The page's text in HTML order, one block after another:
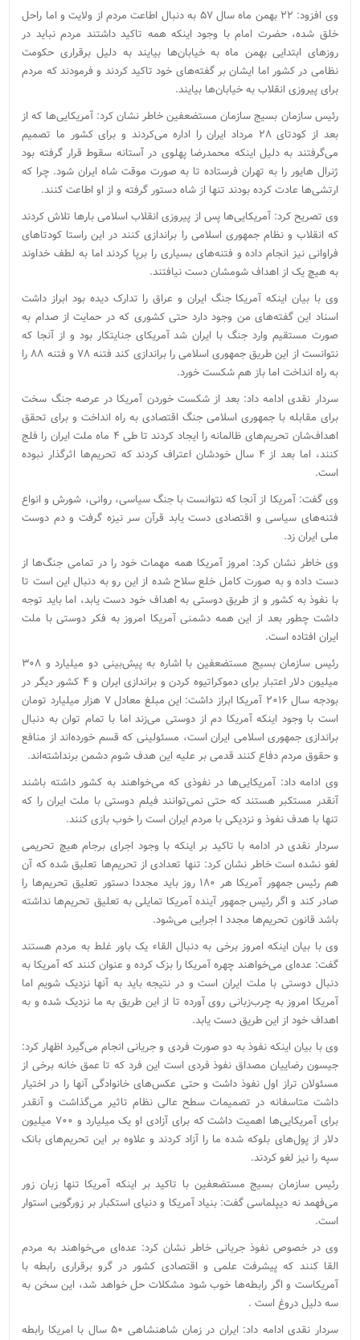
وی افزود: ۲۲ بهمن ماه سال ۵۷ به دنبال اطاعت مردم از ولایت و اما راحل
خلق شده، حضرت امام با وجود اینکه همه تاکید داشتند مردم نباید در
روزهای ابتدایی بهمن ماه به خیابان‌ها بیایند به دلیل برقراری حکومت
نظامی در کشور اما ایشان بر گفته‌های خود تاکید کردند و فرمودند که مردم
برای پیروزی انقلاب به خیابان‌ها بیایند.
رئیس سازمان بسیج سازمان مستضعفین خاطر نشان کرد: آمریکایی‌ها که از
بعد از کودتای ۲۸ مرداد ایران را اداره می‌کردند و برای کشور ما تصمیم
می‌گرفتند به دلیل اینکه محمدرضا پهلوی در آستانه سقوط قرار گرفته بود
ژنرال هایور را به تهران فرستاده تا به صورت موقت شاه ایران شود. چرا که
ارتشی‌ها عادت کرده بودند تنها از شاه دستور گرفته و از او اطاعت کنند.
وی تصریح کرد: آمریکایی‌ها پس از پیروزی انقلاب اسلامی بارها تلاش کردند
که انقلاب و نظام جمهوری اسلامی را براندازی کنند در این راستا کودتاهای
فراوانی نیز انجام داده و فتنه‌های بسیاری را برپا کردند اما به لطف خداوند
به هیچ یک از اهداف شومشان دست نیافتند.
وی با بیان اینکه آمریکا جنگ ایران و عراق را تدارک دیده بود ابراز داشت
اسناد این گفته‌های من وجود دارد حتی کشوری که در حمایت از صدام به
صورت مستقیم وارد جنگ با ایران شد آمریکای جنایتکار بود و از آنجا که
نتوانست از این طریق جمهوری اسلامی را براندازی کند فتنه ۷۸ و فتنه ‌۸۸ را
به راه انداخت اما باز هم شکست خورد.
سردار نقدی ادامه داد: بعد از شکست خوردن آمریکا در عرصه جنگ سخت
برای مقابله با جمهوری اسلامی جنگ اقتصادی به راه انداخت و برای تحقق
اهداف‌شان تحریم‌های ظالمانه را ایجاد کردند تا طی ۴ ماه ملت ایران را فلج
کنند، اما بعد از ۴ سال خودشان اعتراف کردند که تحریم‌ها اثرگذار نبوده
است.
وی گفت: آمریکا از آنجا که نتوانست با جنگ سیاسی، روانی، شورش و انواع
فتنه‌های سیاسی و اقتصادی دست یابد قرآن سر نیزه گرفت و دم دوست
ملی ایران زد.
وی خاطر نشان کرد: امروز آمریکا همه مهمات خود را در تمامی جنگ‌ها از
دست داده و به صورت کامل خلع سلاح شده از این رو به دنبال این است تا
با نفوذ به کشور و از طریق دوستی به اهداف خود دست یابد، اما باید توجه
داشت چطور بعد از این همه دشمنی آمریکا امروز به فکر دوستی با ملت
ایران افتاده است.
رئیس سازمان بسیج مستضعفین با اشاره به پیش‌بینی دو میلیارد و ۳۰۸
میلیون دلار اعتبار برای دموکراتیوه کردن و براندازی ایران و ۴ کشور دیگر در
بودجه سال ۲۰۱۶ آمریکا ابراز داشت: این مبلغ معادل ۷ هزار میلیارد تومان
است با وجود اینکه آمریکا دم از دوستی می‌زند اما با تمام توان به دنبال
براندازی جمهوری اسلامی ایران است، مسئولینی که قسم خورده‌اند از منافع
و حقوق مردم دفاع کنند قدمی بر علیه این هدف شوم دشمن برنداشته‌اند.
وی ادامه داد: آمریکایی‌ها در نفوذی که می‌خواهند به کشور داشته باشند
آنقدر مستکبر هستند که حتی نمی‌توانند فیلم دوستی با ملت ایران را که
تنها با هدف نفوذ و نزدیکی با مردم ایران است را خوب بازی کنند.
سردار نقدی در ادامه با تاکید بر اینکه با وجود اجرای برجام هیچ تحریمی
لغو نشده است خاطر نشان کرد: تنها تعدادی از تحریم‌ها تعلیق شده ‌که آن
هم رئیس جمهور آمریکا هر ۱۸۰ روز باید مجددا دستور تعلیق تحریم‌ها را
صادر کند و اگر رئیس جمهور آینده آمریکا تمایلی به تعلیق تحریم‌ها نداشته
باشد قانون تحریم‌ها مجدد ا اجرایی می‌شود.
وی با بیان اینکه امروز برخی به دنبال القاء یک باور غلط به مردم هستند
گفت: عده‌ای می‌خواهند چهره آمریکا را بزک کرده و عنوان کنند که آمریکا به
دنبال دوستی با ملت ایران است و در نتیجه باید به آنها نزدیک شویم اما
آمریکا امروز به چرب‌زبانی روی آورده ‌تا از این طریق به ما نزدیک شده و به
اهداف خود از این طریق دست یابد.
وی با بیان اینکه نفوذ به دو صورت فردی و جریانی انجام می‌‌گیرد اظهار کرد:
جیسون رضاییان مصداق نفوذ فردی است این فرد که تا عمق خانه برخی از
مسئولان تراز اول نفوذ داشت و حتی عکس‌های خانوادگی آنها را در اختیار
داشت متاسفانه در تصمیمات سطح عالی نظام تاثیر می‌گذاشت و آنقدر
برای آمریکایی‌ها اهمیت داشت که برای آزادی او یک میلیارد و ۷۰۰ میلیون
دلار از پول‌های بلوکه شده ما را آزاد کردند و علاوه بر این تحریم‌های بانک
سپه را نیز لغو کردند.
رئیس سازمان بسیج مستضعفین با تاکید بر اینکه آمریکا تنها زبان زور
می‌فهمد نه دیپلماسی گفت: بنیاد آمریکا و دنیای استکبار بر زورگویی استوار
است.
وی در خصوص نفوذ جریانی خاطر نشان کرد: عده‌ای می‌خواهند به مردم
القا کنند که پیشرفت علمی و اقتصادی کشور در گرو برقراری رابطه با
آمریکاست و اگر رابطه‌ها خوب شود مشکلات حل خواهد شد، این سخن به
سه دلیل دروغ است .
سردار نقدی ادامه داد: ایران در زمان شاهنشاهی ۵۰ سال با امریکا رابطه